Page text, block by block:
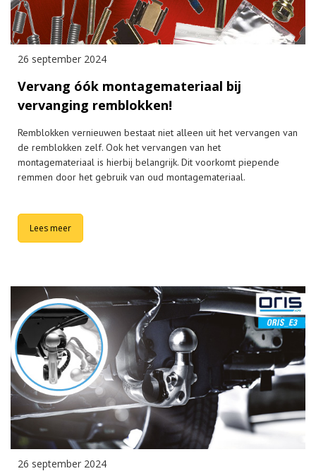
26 september 2024
Vervang óók montagemateriaal bij
vervanging remblokken!
Remblokken vernieuwen bestaat niet alleen uit het vervangen van
de remblokken zelf. Ook het vervangen van het
montagemateriaal is hierbij belangrijk. Dit voorkomt piepende
remmen door het gebruik van oud montagemateriaal.
Lees meer
26 september 2024